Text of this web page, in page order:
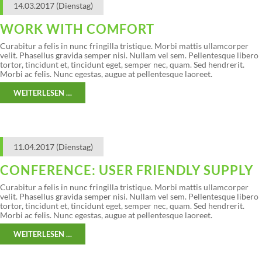
14.03.2017 (Dienstag)
WORK WITH COMFORT
Curabitur a felis in nunc fringilla tristique. Morbi mattis ullamcorper
velit. Phasellus gravida semper nisi. Nullam vel sem. Pellentesque libero
tortor, tincidunt et, tincidunt eget, semper nec, quam. Sed hendrerit.
Morbi ac felis. Nunc egestas, augue at pellentesque laoreet.
WEITERLESEN …
11.04.2017 (Dienstag)
CONFERENCE: USER FRIENDLY SUPPLY
Curabitur a felis in nunc fringilla tristique. Morbi mattis ullamcorper
velit. Phasellus gravida semper nisi. Nullam vel sem. Pellentesque libero
tortor, tincidunt et, tincidunt eget, semper nec, quam. Sed hendrerit.
Morbi ac felis. Nunc egestas, augue at pellentesque laoreet.
WEITERLESEN …